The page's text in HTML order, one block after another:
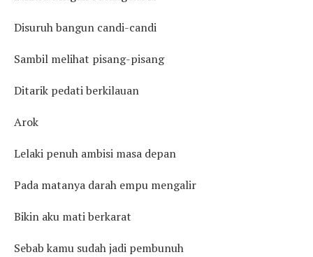
Disuruh bangun candi-candi
Sambil melihat pisang-pisang
Ditarik pedati berkilauan
Arok
Lelaki penuh ambisi masa depan
Pada matanya darah empu mengalir
Bikin aku mati berkarat
Sebab kamu sudah jadi pembunuh